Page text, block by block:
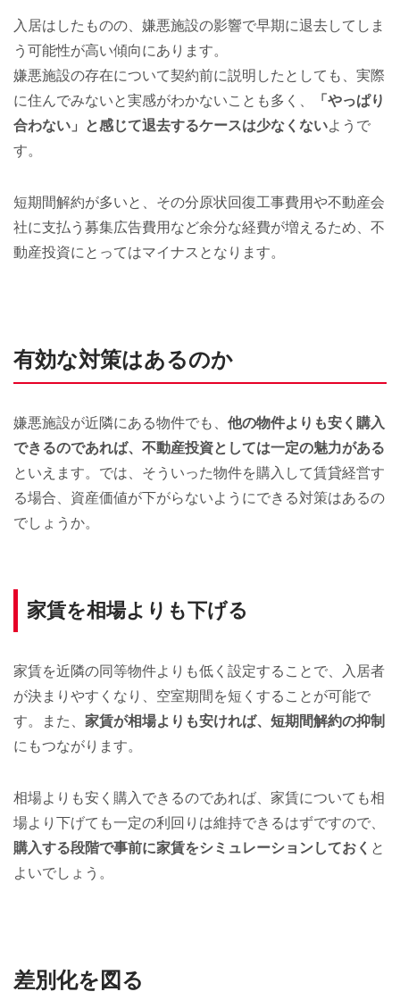
入居はしたものの、嫌悪施設の影響で早期に退去してしま
う可能性が高い傾向にあります。
嫌悪施設の存在について契約前に説明したとしても、実際
に住んでみないと実感がわかないことも多く、
「やっぱり
合わない」と感じて退去するケースは少なくないようで
す。
短期間解約が多いと、その分原状回復工事費用や不動産会
社に支払う募集広告費用など余分な経費が増えるため、不
動産投資にとってはマイナスとなります。
有効な対策はあるのか
嫌悪施設が近隣にある物件でも、 他の物件よりも安く購入
できるのであれば、不動産投資としては一定の魅力がある
といえます。では、そういった物件を購入して賃貸経営す
る場合、資産価値が下がらないようにできる対策はあるの
でしょうか。
家賃を相場よりも下げる
家賃を近隣の同等物件よりも低く設定することで、入居者
が決まりやすくなり、空室期間を短くすることが可能で
す。また、 家賃が相場よりも安ければ、短期間解約の抑制
にもつながります。
相場よりも安く購入できるのであれば、家賃についても相
場より下げても一定の利回りは維持できるはずですので、
購入する段階で事前に家賃をシミュレーションしておく と
よいでしょう。
差別化を図る